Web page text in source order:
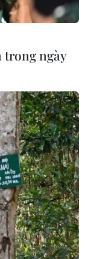
định về quản
lãng phí.
tham ô,
trong ngày